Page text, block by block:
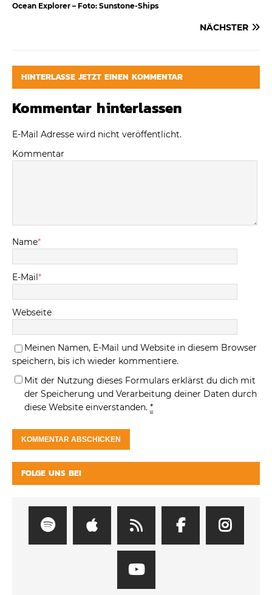
Ocean Explorer – Foto: Sunstone-Ships
NÄCHSTER
HINTERLASSE JETZT EINEN KOMMENTAR
Kommentar hinterlassen
E-Mail Adresse wird nicht veröffentlicht.
Kommentar
Name*
E-Mail*
Webseite
Meinen Namen, E-Mail und Website in diesem Browser
speichern, bis ich wieder kommentiere.
Mit der Nutzung dieses Formulars erklärst du dich mit
der Speicherung und Verarbeitung deiner Daten durch
diese Website einverstanden. *
FOLGE UNS BEI